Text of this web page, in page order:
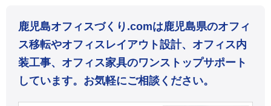
鹿児島オフィスづくり.comは鹿児島県のオフィ
ス移転やオフィスレイアウト設計、オフィス内
装工事、オフィス家具のワンストップサポート
しています。お気軽にご相談ください。